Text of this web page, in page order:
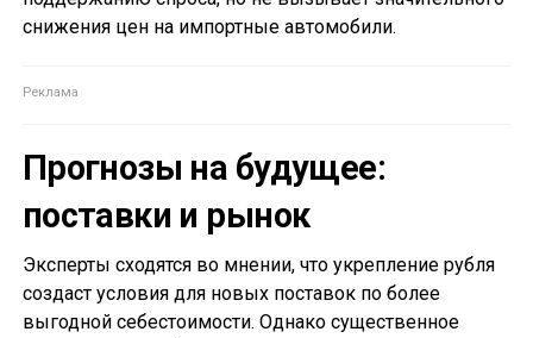
снижения цен на импортные автомобили.
Прогнозы на будущее:
поставки и рынок
Эксперты сходятся во мнении, что укрепление рубля
создаст условия для новых поставок по более
выгодной себестоимости. Однако существенное